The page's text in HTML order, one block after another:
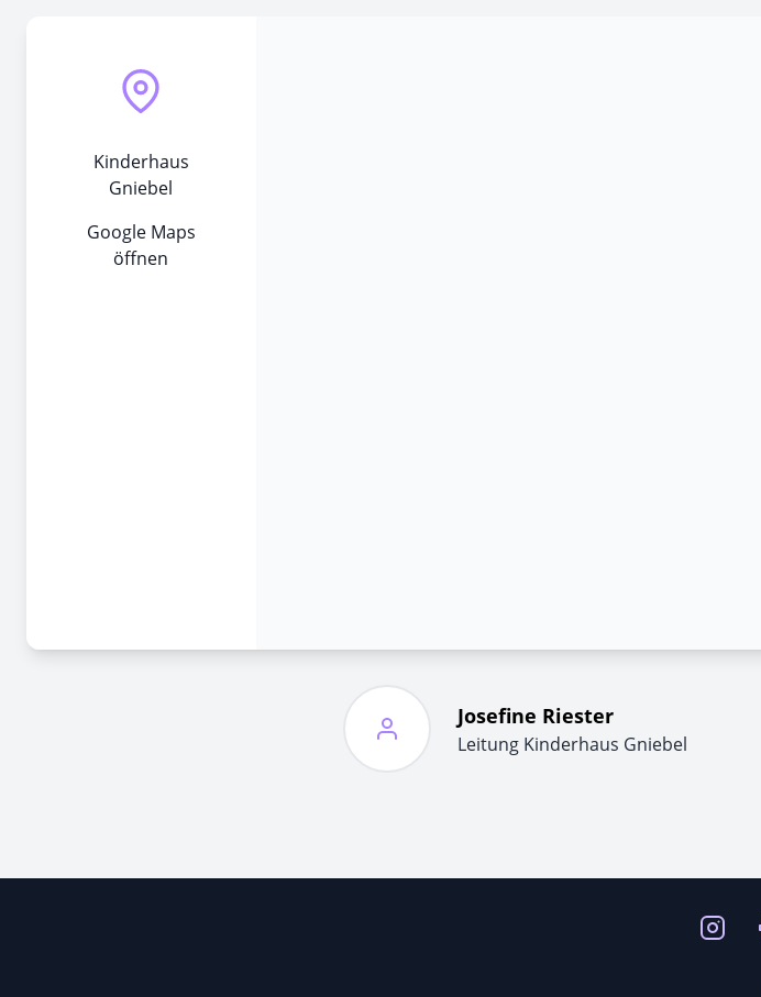
Kinderhaus
Gniebel
Google Maps
öffnen
Josefine Riester
Leitung Kinderhaus Gniebel